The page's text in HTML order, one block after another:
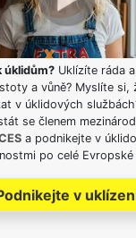
úklidům? Uklízíte ráda
a vůně? Myslíte si,
v úklidových
se členem
a podnikejte v
po celé Evropské
v